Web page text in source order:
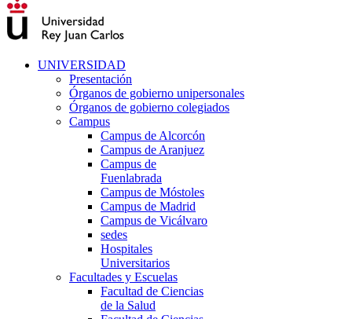
UNIVERSIDAD
Presentación
Órganos de gobierno unipersonales
Órganos de gobierno colegiados
Campus
Campus de Alcorcón
Campus de Aranjuez
Campus de
Fuenlabrada
Campus de Móstoles
Campus de Madrid
Campus de Vicálvaro
sedes
Hospitales
Universitarios
Facultades y Escuelas
Facultad de Ciencias
de la Salud